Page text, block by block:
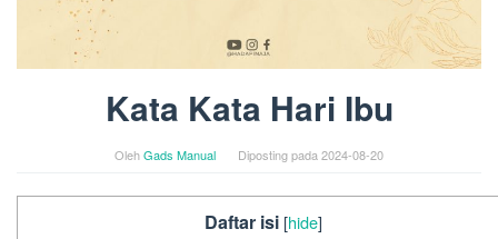
Kata Kata Hari Ibu
OlehGads Manual Diposting pada 2024-08-20
Daftar isi [hide]